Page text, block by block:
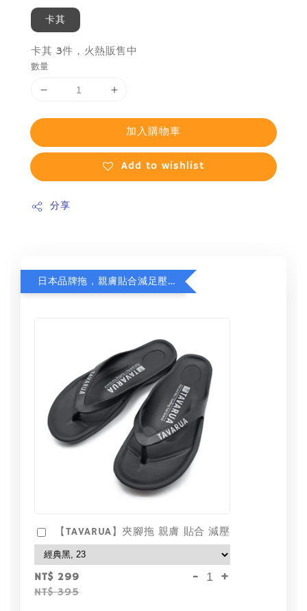
卡其
卡其 3件，火熱販售中
數量
加入購物車
Add to wishlist
分享
日本品牌拖，親膚貼合減足壓，超值加購75折！
【TAVARUA】夾腳拖 親膚 貼合 減壓
NT$ 299
NT$ 395
- +